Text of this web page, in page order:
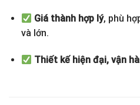
Giá thành hợp lý, phù
và lớn.
Thiết kế hiện đại, vận